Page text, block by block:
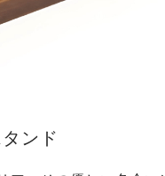
ンド